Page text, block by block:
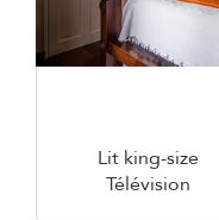
Lit king-size
Télévision